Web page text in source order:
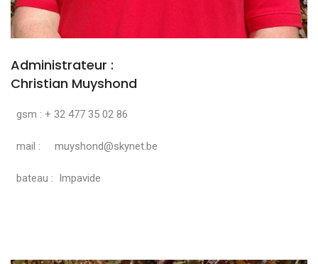
Administrateur :
Christian Muyshond
gsm : + 32 477 35 02 86
mail : muyshond@skynet.be
bateau : Impavide